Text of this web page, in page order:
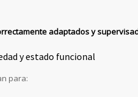
adaptados y
y estado funcional
para: